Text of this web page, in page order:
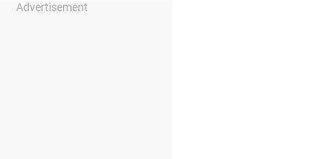
Advertisement